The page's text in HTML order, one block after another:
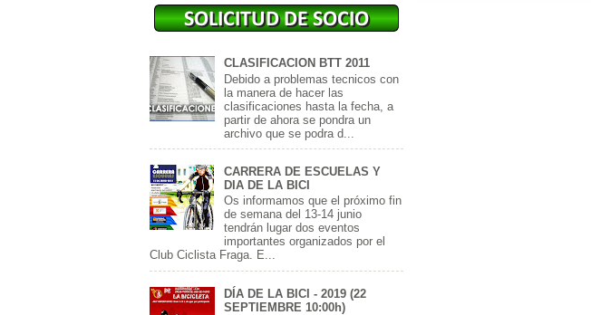
CLASIFICACION BTT 2011
Debido a problemas tecnicos con
la manera de hacer las
clasificaciones hasta la fecha, a
partir de ahora se pondra un
archivo que se podra d...
CARRERA DE ESCUELAS Y
DIA DE LA BICI
Os informamos que el próximo fin
de semana del 13-14 junio
tendrán lugar dos eventos
importantes organizados por el
Club Ciclista Fraga. E...
DÍA DE LA BICI - 2019 (22
SEPTIEMBRE 10:00h)